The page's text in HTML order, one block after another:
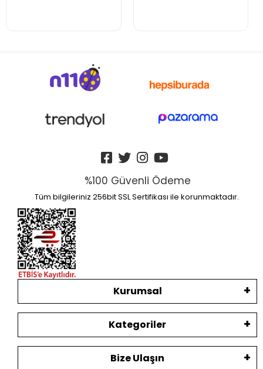
%100 Güvenli Ödeme
Tüm bilgileriniz 256bit SSL Sertifikası ile korunmaktadır.
Kurumsal
Kategoriler
Bize Ulaşın